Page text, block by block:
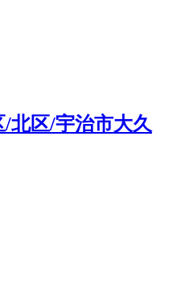
区/宇治市大久